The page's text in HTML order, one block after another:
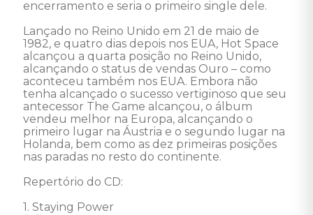
encerramento e seria o primeiro single dele.
Lançado no Reino Unido em 21 de maio de
1982, e quatro dias depois nos EUA, Hot Space
alcançou a quarta posição no Reino Unido,
alcançando o status de vendas Ouro – como
aconteceu também nos EUA. Embora não
tenha alcançado o sucesso vertiginoso que seu
antecessor The Game alcançou, o álbum
vendeu melhor na Europa, alcançando o
primeiro lugar na Áustria e o segundo lugar na
Holanda, bem como as dez primeiras posições
nas paradas no resto do continente.
Repertório do CD:
1. Staying Power